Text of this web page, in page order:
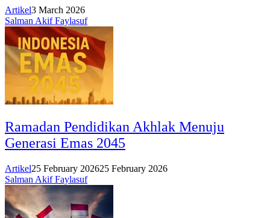
Artikel3 March 2026
Salman Akif Faylasuf
Ramadan Pendidikan Akhlak Menuju
Generasi Emas 2045
Artikel25 February 202625 February 2026
Salman Akif Faylasuf